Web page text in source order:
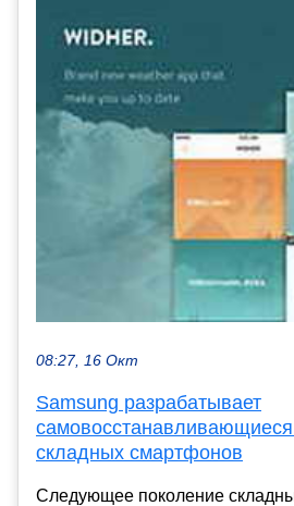
08:27, 16 Окт
Samsung разрабатывает
складных смартфонов
Следующее поколение